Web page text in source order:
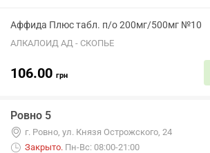
Аффида Плюс табл. п/о 200мг/500мг №10
АЛКАЛОИД АД - СКОПЬЕ
106.00 грн
Ровно 5
г. Ровно, ул. Князя Острожского, 24
Закрыто. Пн-Вс: 08:00-21:00